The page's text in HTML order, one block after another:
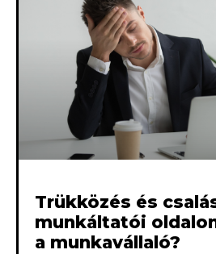
Trükközés és
munkáltatói
a munkavállaló?